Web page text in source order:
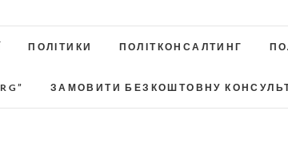
ПОЛІТИКИ ПОЛІТКОНСАЛТИНГ
ЗАМОВИТИ БЕЗКОШТОВНУ